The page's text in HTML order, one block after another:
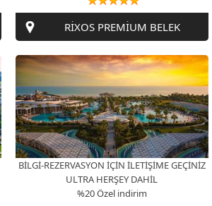
BİLGİ-REZERVASYON İÇİN İLETİŞİME GEÇİNİZ
ULTRA HERŞEY DAHİL
%20 Özel indirim
SUENO HOTELS DELUXE BELEK